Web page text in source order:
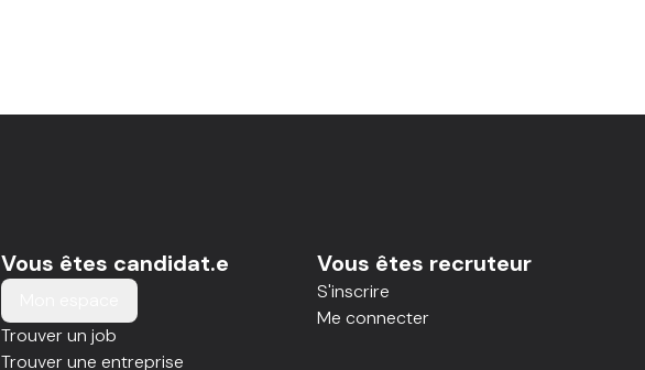
Vous êtes candidat.e
Trouver un job
Trouver une entreprise
Vous êtes recruteur
S'inscrire
Me connecter